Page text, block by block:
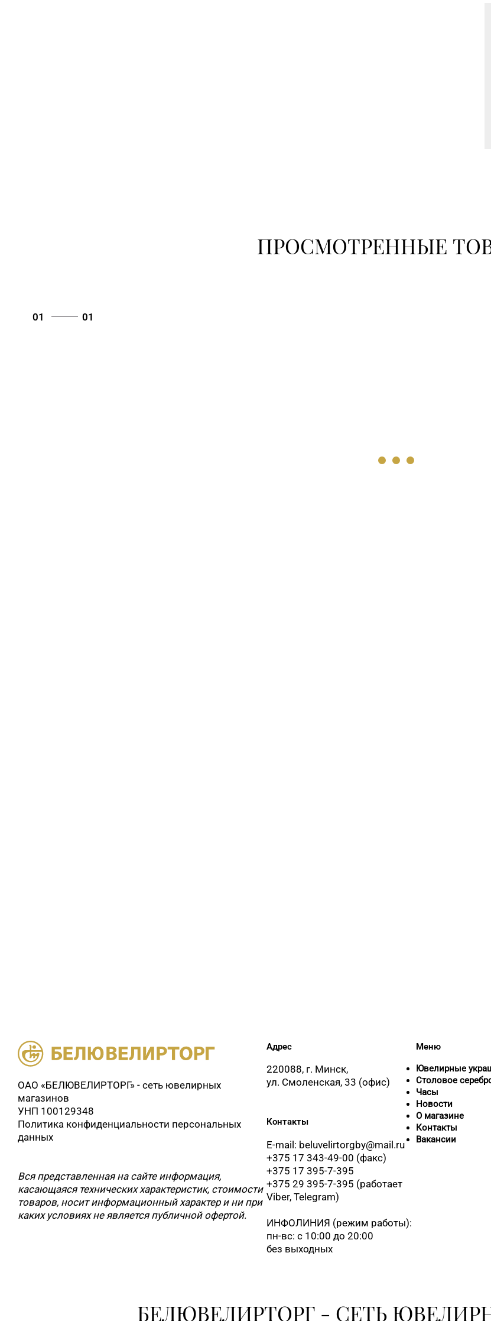
ПРОСМОТРЕННЫЕ
01 01
ОАО «БЕЛЮВЕЛИРТОРГ» - сеть ювелирных
магазинов
УНП 100129348
Политика конфиденциальности персональных
данных
Вся представленная на сайте информация,
касающаяся технических характеристик, стоимости
товаров, носит информационный характер и ни при
каких условиях не является публичной офертой.
Адрес
220088, г. Минск,
ул. Смоленская, 33 (офис)
Контакты
E-mail: beluvelirtorgby@mail.ru
+375 17 343-49-00 (факс)
+375 17 395-7-395
+375 29 395-7-395 (работает
Viber, Telegram)
ИНФОЛИНИЯ (режим работы):
пн-вс: с 10:00 до 20:00
без выходных
Меню
Ювелирные
Столовое
Часы
Новости
О магазине
Контакты
Вакансии
БЕЛЮВЕЛИРТОРГ - СЕТЬ